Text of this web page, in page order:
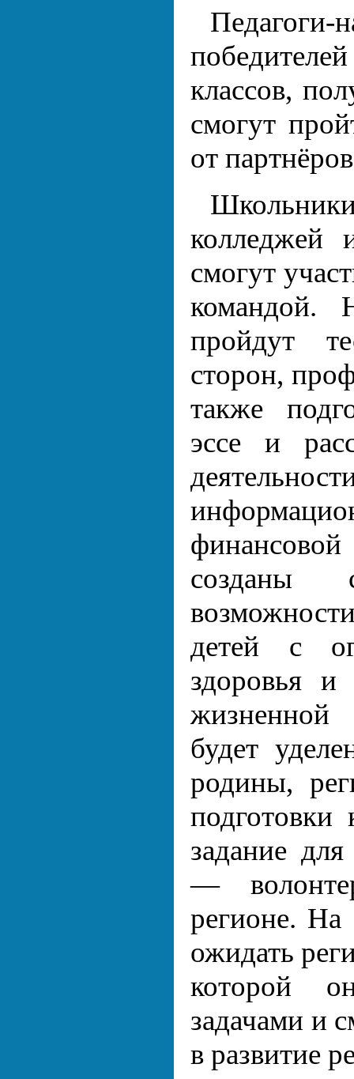
классов,
смогут
от
колледжей
смогут
командой.
пройдут
сторон,
также
эссе и
созданы
детей с
здоровья и
будет
родины,
подготовки
задание
—
регионе. На
ожидать
которой
задачами и
в развитие